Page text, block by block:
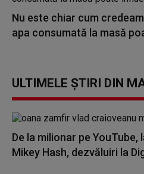
Nu este chiar cum
apa consumată la masă
ULTIMELE ȘTIRI DIN
De la milionar pe
Mikey Hash, dezvăluiri la